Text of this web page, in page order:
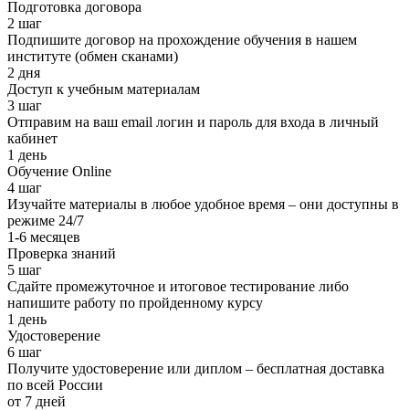
Подготовка договора
2 шаг
Подпишите договор на прохождение обучения в нашем
институте (обмен сканами)
2 дня
Доступ к учебным материалам
3 шаг
Отправим на ваш email логин и пароль для входа в личный
кабинет
1 день
Обучение Online
4 шаг
Изучайте материалы в любое удобное время – они доступны в
режиме 24/7
1-6 месяцев
Проверка знаний
5 шаг
Сдайте промежуточное и итоговое тестирование либо
напишите работу по пройденному курсу
1 день
Удостоверение
6 шаг
Получите удостоверение или диплом – бесплатная доставка
по всей России
от 7 дней